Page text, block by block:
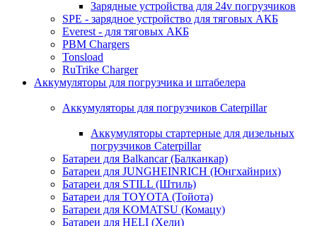
Зарядные устройства для 24v погрузчиков
SPE - зарядное устройство для тяговых АКБ
Everest - для тяговых АКБ
PBM Chargers
Tonsload
RuTrike Charger
Аккумуляторы для погрузчика и штабелера
Аккумуляторы для погрузчиков Caterpillar
Аккумуляторы стартерные для дизельных
погрузчиков Caterpillar
Батареи для Balkancar (Балканкар)
Батареи для JUNGHEINRICH (Юнгхайнрих)
Батареи для STILL (Штиль)
Батареи для TOYOTA (Тойота)
Батареи для KOMATSU (Комацу)
Батареи для HELI (Хели)